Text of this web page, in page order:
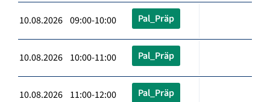
10.08.2026 09:00-10:00 Pal_Präp
10.08.2026 10:00-11:00 Pal_Präp
10.08.2026 11:00-12:00 Pal_Präp